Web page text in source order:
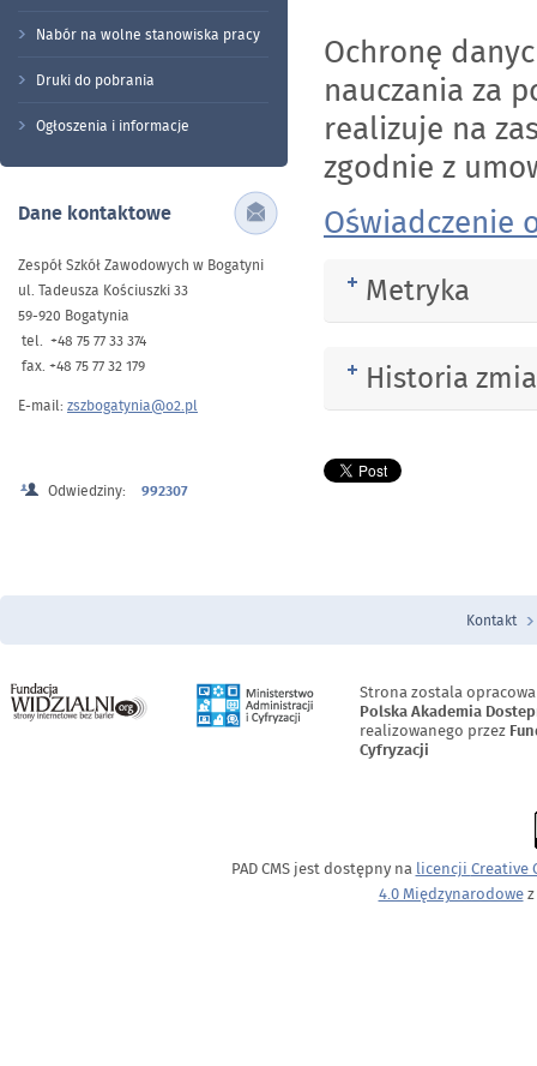
Nabór na wolne stanowiska pracy
Druki do pobrania
Ogłoszenia i informacje
Dane kontaktowe
Zespół Szkół Zawodowych w Bogatyni
ul. Tadeusza Kościuszki 33
59-920 Bogatynia
tel. +48 75 77 33 374
fax. +48 75 77 32 179
E-mail: zszbogatynia@o2.pl
Odwiedziny: 992307
Ochronę
nauczania za
realizuje na
zgodnie z
Oświadczenie
Rozwiń
Metryka
Rozwiń
Historia
Menu Stopka
Kontakt
Strona zostala
Polska Akademia
realizowanego przez
Cyfryzacji
PAD CMS jest dostępny na licencji Creative
4.0 Międzynarodowez